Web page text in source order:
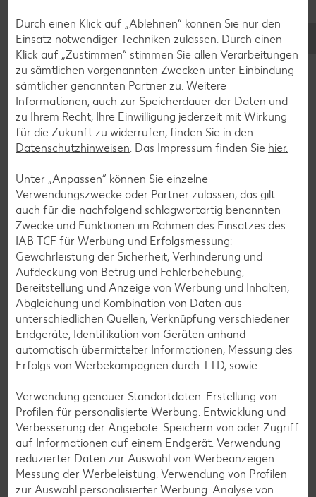
Torten-Rezepte
Eis-Rezepte
Pfannkuchen-Rezepte
Plätzchen-Rezepte
Smoothie-Rezepte
Bowle-Rezepte
Cocktail-Rezepte
Avocado-Rezepte
Erdbeer-Rezepte
Blaubeer-Rezepte
Bananen-Rezepte
Zurück zu allen Rezepten
Durch einen Klick auf „Ablehnen“ können Sie nur den
Einsatz notwendiger Techniken zulassen. Durch einen
Klick auf „Zustimmen“ stimmen Sie allen Verarbeitungen
zu sämtlichen vorgenannten Zwecken unter Einbindung
sämtlicher genannten Partner zu. Weitere
Informationen, auch zur Speicherdauer der Daten und
zu Ihrem Recht, Ihre Einwilligung jederzeit mit Wirkung
für die Zukunft zu widerrufen, finden Sie in den
Datenschutzhinweisen . Das Impressum finden Sie hier.
Unter „Anpassen“ können Sie einzelne
Verwendungszwecke oder Partner zulassen; das gilt
auch für die nachfolgend schlagwortartig benannten
Zwecke und Funktionen im Rahmen des Einsatzes des
IAB TCF für Werbung und Erfolgsmessung:
Gewährleistung der Sicherheit, Verhinderung und
Aufdeckung von Betrug und Fehlerbehebung,
Bereitstellung und Anzeige von Werbung und Inhalten,
Abgleichung und Kombination von Daten aus
unterschiedlichen Quellen, Verknüpfung verschiedener
Endgeräte, Identifikation von Geräten anhand
automatisch übermittelter Informationen, Messung des
Erfolgs von Werbekampagnen durch TTD, sowie:
Verwendung genauer Standortdaten. Erstellung von
Profilen für personalisierte Werbung. Entwicklung und
Verbesserung der Angebote. Speichern von oder Zugriff
auf Informationen auf einem Endgerät. Verwendung
reduzierter Daten zur Auswahl von Werbeanzeigen.
Messung der Werbeleistung. Verwendung von Profilen
zur Auswahl personalisierter Werbung. Analyse von